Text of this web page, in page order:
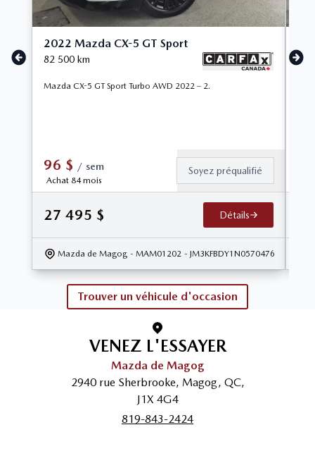
2022 Mazda CX-5 GT Sport
82 500 km
Mazda CX-5 GT Sport Turbo AWD 2022 – 2.
96 $ / sem
Achat 84 mois
Soyez préqualifié
27 495 $ Détails
Mazda de Magog - MAM01202 - JM3KFBDY1N0570476
88
Trouver un véhicule d'occasion
VENEZ L'ESSAYER
Mazda de Magog
2940 rue Sherbrooke, Magog, QC,
J1X 4G4
819-843-2424